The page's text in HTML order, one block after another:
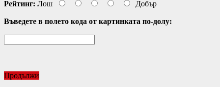
Рейтинг: Лош Добър
Въведете в полето кода от картинката по-долу:
Продължи